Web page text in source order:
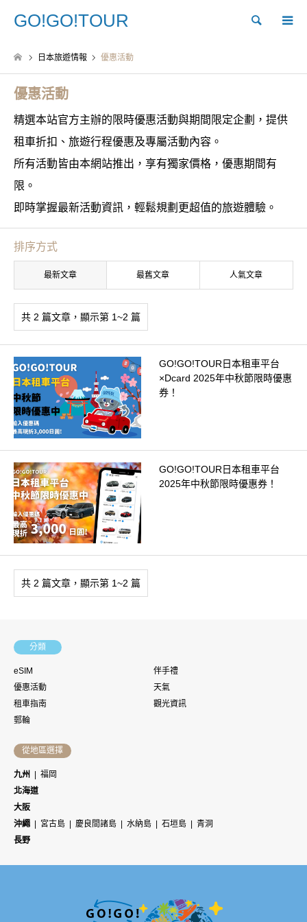
GO!GO!TOUR Search
日本旅遊情報 優惠活動
優惠活動
精選本站官方主辦的限時優惠活動與期間限定企劃，提供
租車折扣、旅遊行程優惠及專屬活動內容。
所有活動皆由本網站推出，享有獨家價格，優惠期間有
限。
即時掌握最新活動資訊，輕鬆規劃更超值的旅遊體驗。
排序方式
最新文章 最舊文章 人氣文章
共 2 篇文章，顯示第 1~2 篇
GO!GO!TOUR日本租車平台
×Dcard 2025年中秋節限時優惠
券！
GO!GO!TOUR日本租車平台
2025年中秋節限時優惠券！
共 2 篇文章，顯示第 1~2 篇
分類
eSIM
伴手禮
優惠活動
天氣
租車指南
觀光資訊
郵輪
從地區選擇
九州
福岡
北海道
大阪
沖繩
宮古島 慶良間諸島 水納島 石垣島
青洞
長野